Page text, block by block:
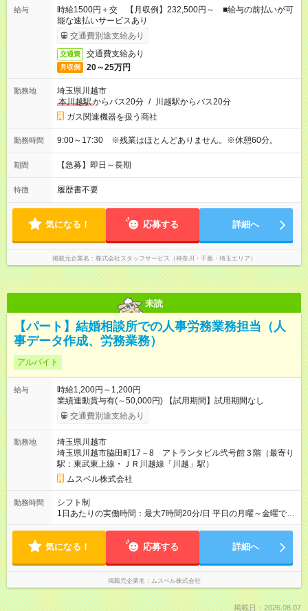
給与
時給1500円＋交 【月収例】232,500円～ ■給与の前払いが可
能な速払いサービスあり
交通費別途支給あり
交通費 交通費支給あり
月収例 20～25万円
勤務地
埼玉県川越市
本川越駅からバス20分 / 川越駅からバス20分
ガス関連機器を扱う商社
勤務時間 9:00～17:30 ※残業はほとんどありません。※休憩60分。
期間 【急募】即日～長期
特徴 履歴書不要
気になる！ 応募する 詳細へ
掲載元企業名 株式会社スタッフサービス（神奈川・千葉・埼玉エリア）
未読
【パート】結婚相談所での人事労務業務担当（人
事データ作成、労務業務）
アルバイト
給与
時給1,200円～1,200円
業績連動賞与有(～50,000円) 【試用期間】試用期間なし
交通費別途支給あり
勤務地
埼玉県川越市
埼玉県川越市脇田町17－8 アトランタビル弐号館３階（最寄り
駅：東武東上線・ＪＲ川越線「川越」駅）
ムスベル株式会社
勤務時間
シフト制
1日あたりの実働時間：最大7時間20分/日 平日の月曜～金曜でご
勤務いただきます。土日祝がお休みとなります。 ＜シフト例＞
休憩80分
気になる！ 応募する 詳細へ
掲載元企業名 ムスベル株式会社
掲載日：2026.08.07